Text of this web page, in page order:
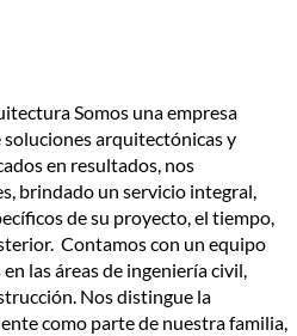
Somos una empresa
soluciones arquitectónicas y
en resultados, nos
brindado un servicio integral,
de su proyecto, el tiempo,
Contamos con un equipo
las áreas de ingeniería civil,
Nos distingue la
como parte de nuestra familia,